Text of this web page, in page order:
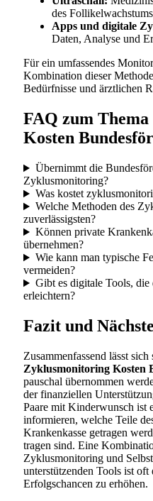
des
Apps und digitale
Daten, Analyse und
Für ein umfassendes
Kombination dieser
Bedürfnisse und ärztlichen
FAQ zum
Kosten
Übernimmt die
Zyklusmonitoring?
Was kostet
Welche Methoden des
zuverlässigsten?
Können private
übernehmen?
Wie kann man typische
vermeiden?
Gibt es digitale Tools,
erleichtern?
Fazit und
Zusammenfassend lässt sich
Zyklusmonitoring Kosten
pauschal übernommen
der finanziellen
Paare mit Kinderwunsch ist
informieren, welche Teile
Krankenkasse getragen
tragen sind. Eine
Zyklusmonitoring und
unterstützenden Tools ist oft
Erfolgschancen zu erhöhen.